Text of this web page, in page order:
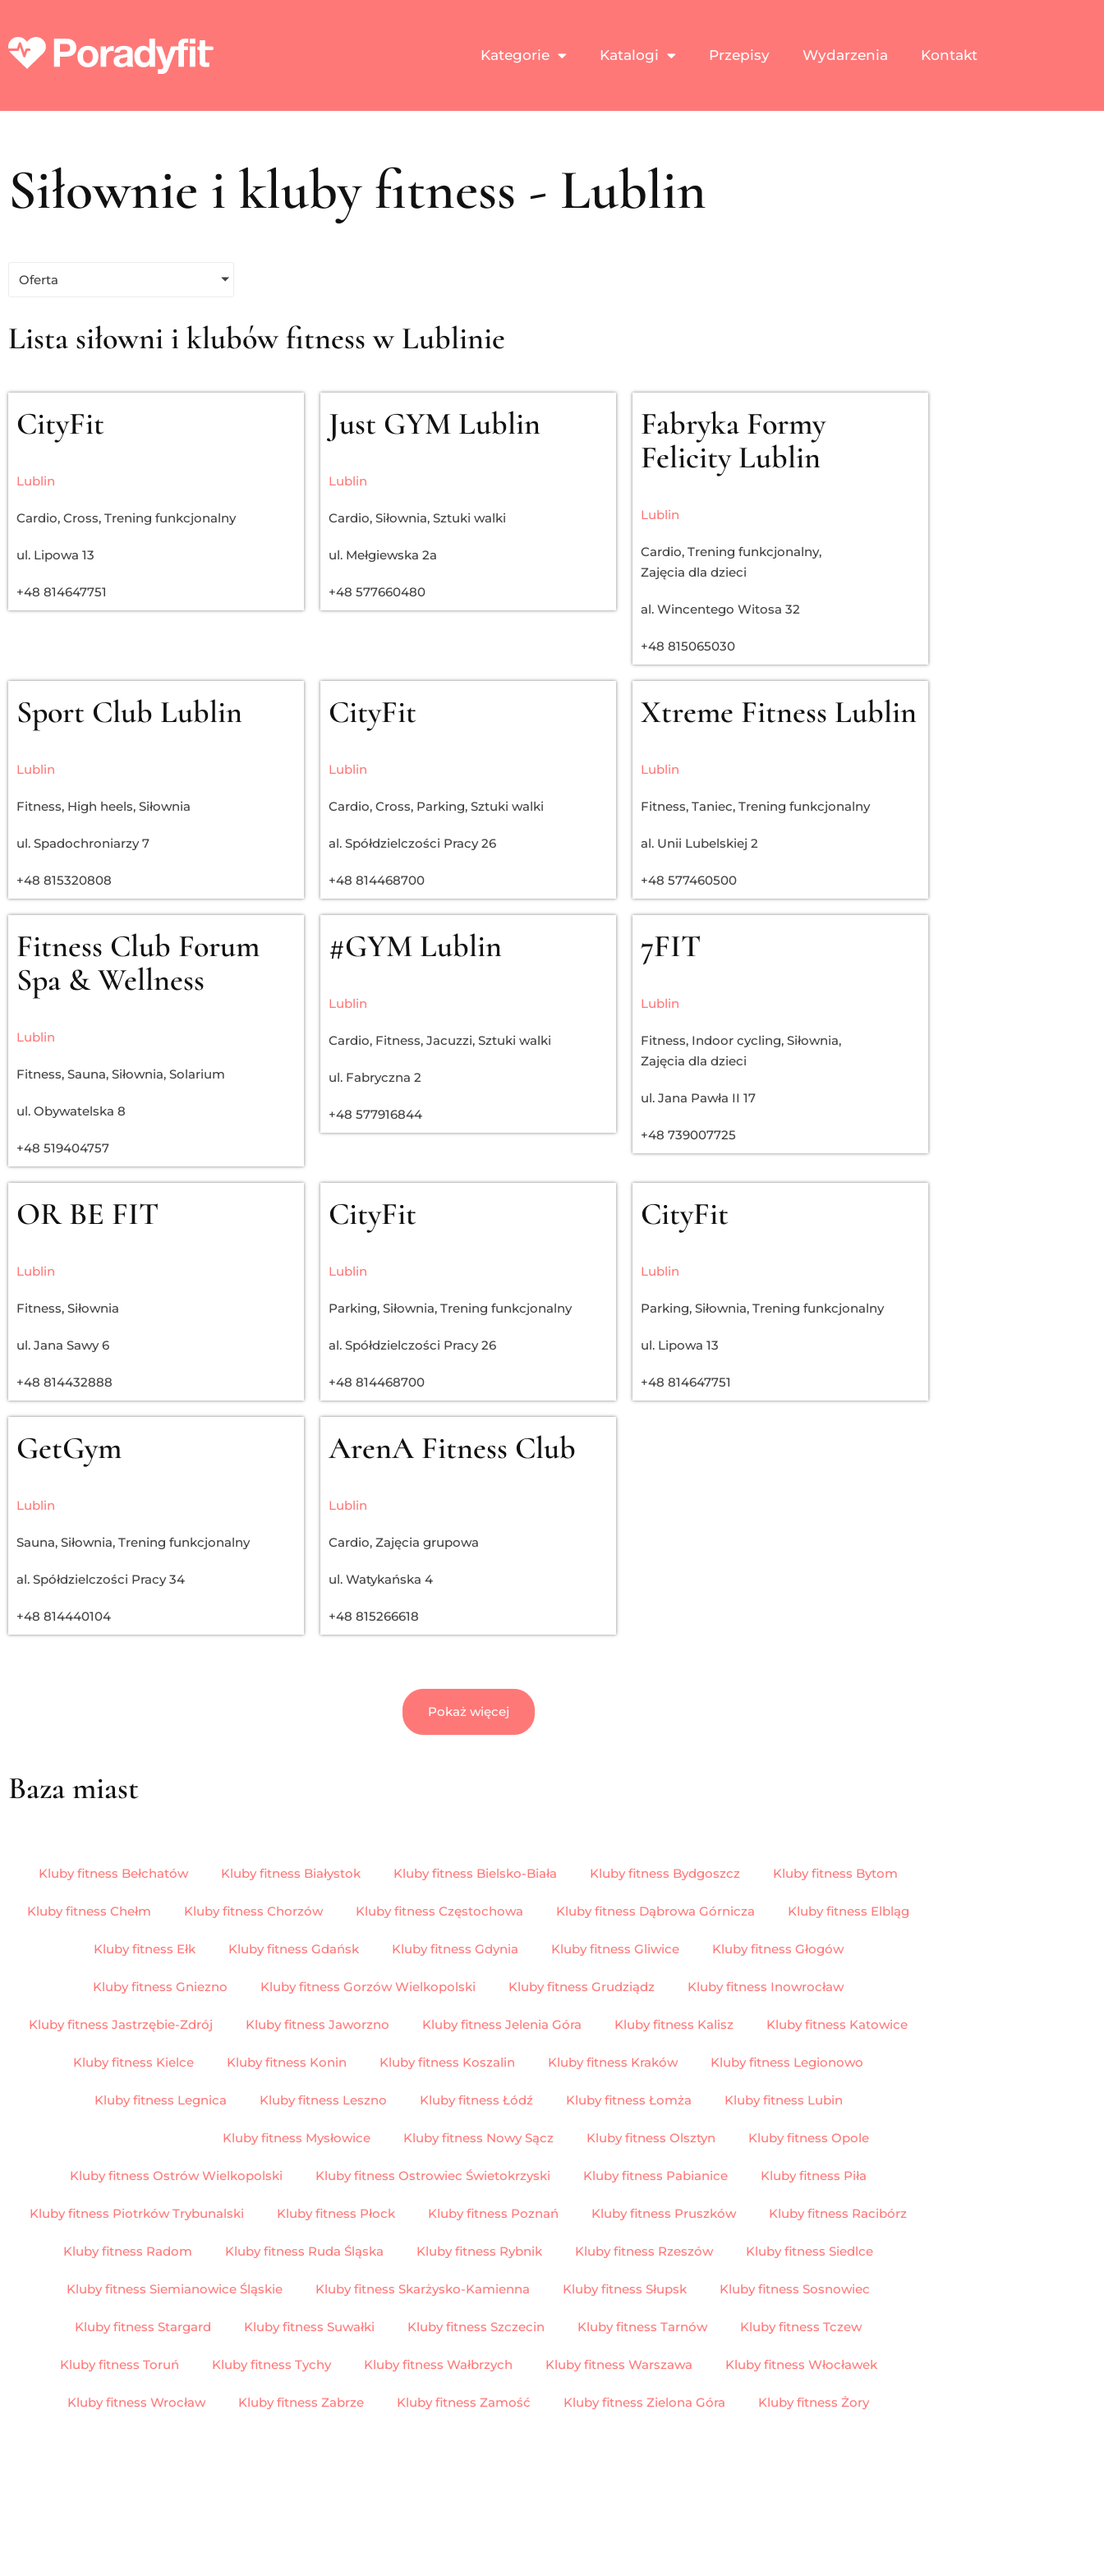
Kategorie Katalogi Przepisy Wydarzenia Kontakt
Siłownie i kluby fitness - Lublin
Oferta
Lista siłowni i klubów fitness w Lublinie
CityFit
Lublin
Cardio, Cross, Trening funkcjonalny
ul. Lipowa 13
+48 814647751
Just GYM Lublin
Lublin
Cardio, Siłownia, Sztuki walki
ul. Mełgiewska 2a
+48 577660480
Fabryka Formy
Felicity Lublin
Lublin
Cardio, Trening funkcjonalny,
Zajęcia dla dzieci
al. Wincentego Witosa 32
+48 815065030
Sport Club Lublin
Lublin
Fitness, High heels, Siłownia
ul. Spadochroniarzy 7
+48 815320808
CityFit
Lublin
Cardio, Cross, Parking, Sztuki walki
al. Spółdzielczości Pracy 26
+48 814468700
Xtreme Fitness Lublin
Lublin
Fitness, Taniec, Trening funkcjonalny
al. Unii Lubelskiej 2
+48 577460500
Fitness Club Forum
Spa & Wellness
Lublin
Fitness, Sauna, Siłownia, Solarium
ul. Obywatelska 8
+48 519404757
#GYM Lublin
Lublin
Cardio, Fitness, Jacuzzi, Sztuki walki
ul. Fabryczna 2
+48 577916844
7FIT
Lublin
Fitness, Indoor cycling, Siłownia,
Zajęcia dla dzieci
ul. Jana Pawła II 17
+48 739007725
OR BE FIT
Lublin
Fitness, Siłownia
ul. Jana Sawy 6
+48 814432888
CityFit
Lublin
Parking, Siłownia, Trening funkcjonalny
al. Spółdzielczości Pracy 26
+48 814468700
CityFit
Lublin
Parking, Siłownia, Trening funkcjonalny
ul. Lipowa 13
+48 814647751
GetGym
Lublin
Sauna, Siłownia, Trening funkcjonalny
al. Spółdzielczości Pracy 34
+48 814440104
ArenA Fitness Club
Lublin
Cardio, Zajęcia grupowa
ul. Watykańska 4
+48 815266618
Pokaż więcej
Baza miast
Kluby fitness Bełchatów Kluby fitness Białystok Kluby fitness Bielsko-Biała Kluby fitness Bydgoszcz Kluby fitness Bytom
Kluby fitness Chełm Kluby fitness Chorzów Kluby fitness Częstochowa Kluby fitness Dąbrowa Górnicza Kluby fitness Elbląg
Kluby fitness Ełk Kluby fitness Gdańsk Kluby fitness Gdynia Kluby fitness Gliwice Kluby fitness Głogów
Kluby fitness Gniezno Kluby fitness Gorzów Wielkopolski Kluby fitness Grudziądz Kluby fitness Inowrocław
Kluby fitness Jastrzębie-Zdrój Kluby fitness Jaworzno Kluby fitness Jelenia Góra Kluby fitness Kalisz Kluby fitness Katowice
Kluby fitness Kielce Kluby fitness Konin Kluby fitness Koszalin Kluby fitness Kraków Kluby fitness Legionowo
Kluby fitness Legnica Kluby fitness Leszno Kluby fitness Łódź Kluby fitness Łomża Kluby fitness Lubin
Kluby fitness Mysłowice Kluby fitness Nowy Sącz Kluby fitness Olsztyn Kluby fitness Opole
Kluby fitness Ostrów Wielkopolski Kluby fitness Ostrowiec Świetokrzyski Kluby fitness Pabianice Kluby fitness Piła
Kluby fitness Piotrków Trybunalski Kluby fitness Płock Kluby fitness Poznań Kluby fitness Pruszków Kluby fitness Racibórz
Kluby fitness Radom Kluby fitness Ruda Śląska Kluby fitness Rybnik Kluby fitness Rzeszów Kluby fitness Siedlce
Kluby fitness Siemianowice Śląskie Kluby fitness Skarżysko-Kamienna Kluby fitness Słupsk Kluby fitness Sosnowiec
Kluby fitness Stargard Kluby fitness Suwałki Kluby fitness Szczecin Kluby fitness Tarnów Kluby fitness Tczew
Kluby fitness Toruń Kluby fitness Tychy Kluby fitness Wałbrzych Kluby fitness Warszawa Kluby fitness Włocławek
Kluby fitness Wrocław Kluby fitness Zabrze Kluby fitness Zamość Kluby fitness Zielona Góra Kluby fitness Żory